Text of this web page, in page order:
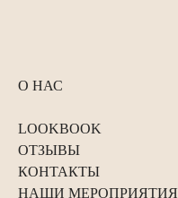
О НАС
LOOKBOOK
ОТЗЫВЫ
КОНТАКТЫ
НАШИ МЕРОПРИЯТИЯ